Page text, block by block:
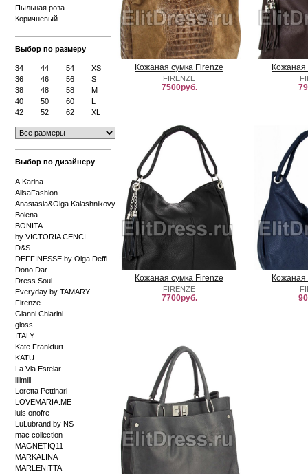
Пыльная роза
Коричневый
Выбор по размеру
34 44 54
XS
36
46 56
S
38
48 58
M
40
50 60
L
42
52 62 XL
Выбор по дизайнеру
A.Karina
AlisaFashion
Anastasia&Olga Kalashnikovy
Bolena
BONITA
by VICTORIA CENCI
D&S
DEFFINESSE by Olga Deffi
Dono Dar
Dress Soul
Everyday by TAMARY
Firenze
Gianni Chiarini
gloss
ITALY
Kate Frankfurt
KATU
La Via Estelar
lilimill
Loretta Pettinari
LOVEMARIA.ME
luis onofre
LuLubrand by NS
mac collection
MAGNETIQ11
MARKALINA
MARLENITTA
Кожаная сумка Firenze
FIRENZE
7500руб.
Кожаная
Кожаная сумка Firenze
FIRENZE
7700руб.
Кожаная